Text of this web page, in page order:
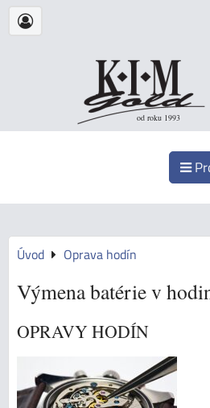
od roku 1993
Úvod Oprava hodín
Výmena batérie v
OPRAVY HODÍN